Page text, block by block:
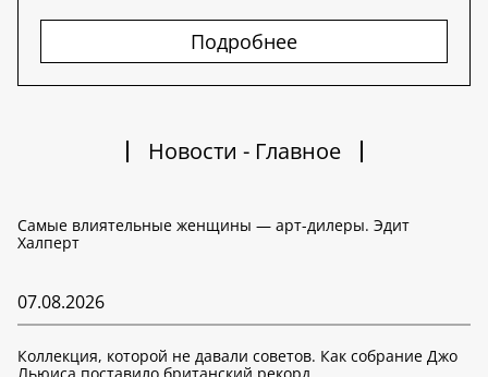
Подробнее
Новости - Главное
Самые влиятельные женщины — арт-дилеры. Эдит
Халперт
07.08.2026
Коллекция, которой не давали советов. Как собрание Джо